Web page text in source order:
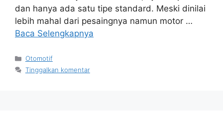
dan hanya ada satu tipe standard. Meski dinilai
lebih mahal dari pesaingnya namun motor …
Baca Selengkapnya
Kategori
Otomotif
Tinggalkan komentar